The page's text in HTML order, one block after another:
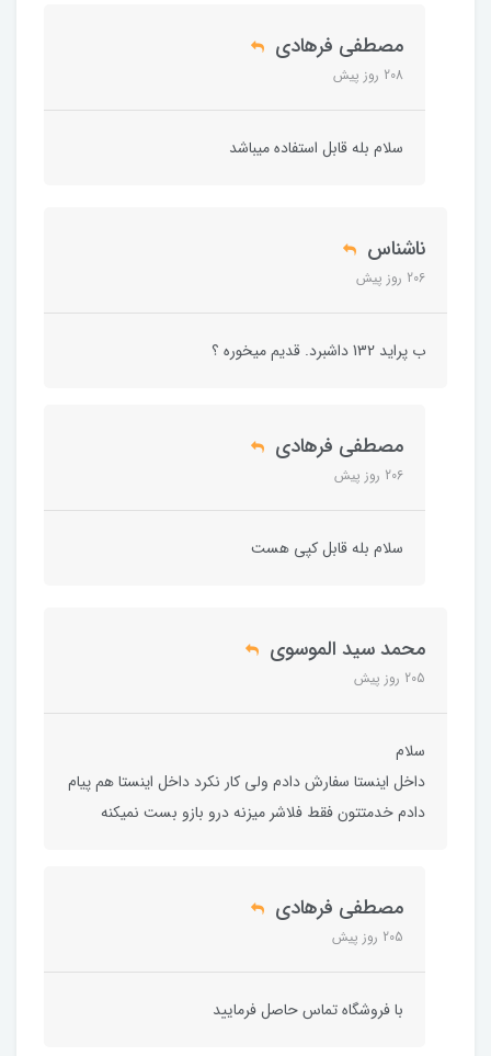
مصطفی فرهادی
208 روز پیش
سلام بله قابل استفاده میباشد
ناشناس
206 روز پیش
ب پراید 132 داشبرد. قدیم میخوره ؟
مصطفی فرهادی
206 روز پیش
سلام بله قابل کپی هست
محمد سید الموسوی
205 روز پیش
سلام
داخل اینستا سفارش دادم ولی کار نکرد داخل اینستا هم پیام
دادم خدمتتون فقط فلاشر میزنه درو بازو بست نمیکنه
مصطفی فرهادی
205 روز پیش
با فروشگاه تماس حاصل فرمایید